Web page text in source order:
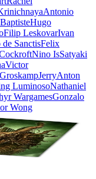
Antonio
Hugo
Filip LeskovarIvan
SanctisFelix
Nino IsSatyaki
Victor
JerryAnton
LuminosoNathaniel
WargamesGonzalo
Wong